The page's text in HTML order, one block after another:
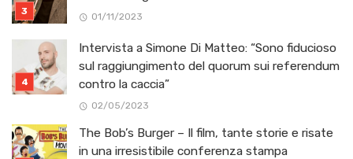
01/11/2023
Intervista a Simone Di Matteo: “Sono fiducioso
sul raggiungimento del quorum sui referendum
contro la caccia”
02/05/2023
The Bob’s Burger – Il film, tante storie e risate
in una irresistibile conferenza stampa